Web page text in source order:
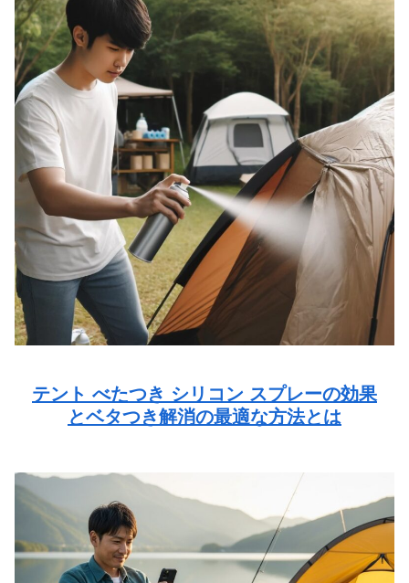
テント べたつき シリコン スプレーの効果
とベタつき解消の最適な方法とは